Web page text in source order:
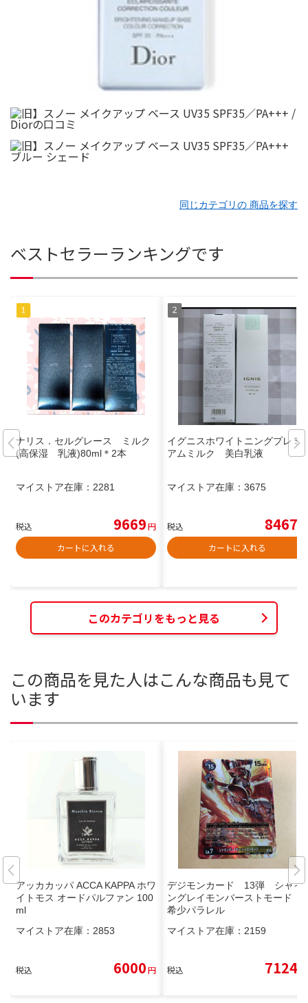
同じカテゴリの 商品を探す
ベストセラーランキングです
ナリス．セルグレース ミルク
(高保湿 乳液)80ml＊2本
マイストア在庫： 2281
税込 9669円
カートに入れる
イグニスホワイトニングプレミ
アムミルク 美白乳液
マイストア在庫： 3675
税込 8467
カートに入れる
このカテゴリをもっと見る
この商品を見た人はこんな商品も見て
います
アッカカッパ ACCA KAPPA ホワ
イトモス オードパルファン 100
ml
マイストア在庫： 2853
税込 6000円
デジモンカード 13弾 シャイ
ングレイモンバーストモード
希少パラレル
マイストア在庫： 2159
税込 7124